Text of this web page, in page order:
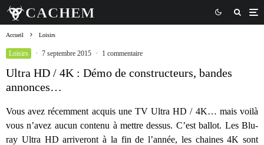
Accueil Loisirs
Loisirs · 7 septembre 2015 · 1 commentaire
Ultra HD / 4K : Démo de constructeurs, bandes
annonces…
Vous avez récemment acquis une TV Ultra HD / 4K… mais voilà
vous n’avez aucun contenu à mettre dessus. C’est ballot. Les Blu-
ray Ultra HD arriveront à la fin de l’année, les chaines 4K sont